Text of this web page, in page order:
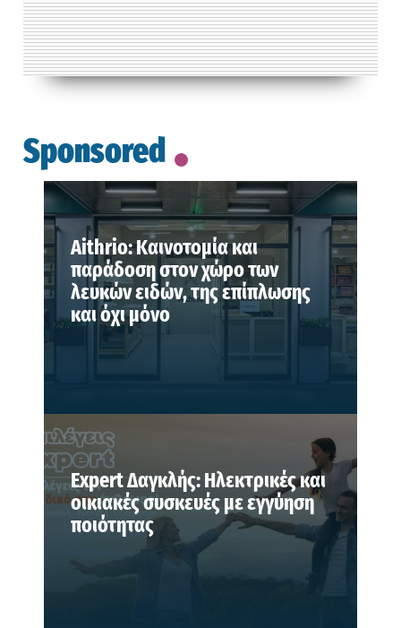
Sponsored
Aithrio: Καινοτομία και
παράδοση στον χώρο των
λευκών ειδών, της επίπλωσης
και όχι μόνο
Expert Δαγκλής: Ηλεκτρικές και
οικιακές συσκευές με εγγύηση
ποιότητας